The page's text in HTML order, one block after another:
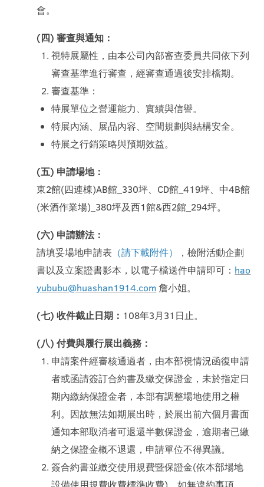
會。
(四) 審查與通知：
視特展屬性，由本公司內部審查委員共同依下列
審查基準進行審查，經審查通過後安排檔期。
審查基準：
特展單位之營運能力、實績與信譽。
特展內涵、展品內容、空間規劃與結構安全。
特展之行銷策略與預期效益。
(五) 申請場地：
東2館(四連棟)AB館_330坪、CD館_419坪、中4B館
(米酒作業場)_380坪及西1館&西2館_294坪。
(六) 申請辦法：
請填妥場地申請表 （請下載附件）
，檢附活動企劃
書以及立案證書影本，以電子檔送件申請即可： hao
yububu@huashan1914.com 詹小姐。
(七) 收件截止日期： 108年3月31日止。
(八) 付費與履行展出義務：
申請案件經審核通過者，由本部視情況函復申請
者或函請簽訂合約書及繳交保證金，未於指定日
期內繳納保證金者，本部有調整場地使用之權
利。因故無法如期展出時，於展出前六個月書面
通知本部取消者可退還半數保證金，逾期者已繳
納之保證金概不退還，申請單位不得異議。
簽合約書並繳交使用規費暨保證金(依本部場地
設備使用規費收費標準收費)。如無違約事項，